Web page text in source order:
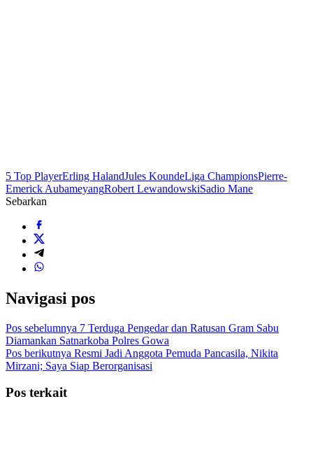
5 Top PlayerErling HalandJules KoundeLiga ChampionsPierre-
Emerick AubameyangRobert LewandowskiSadio Mane
Sebarkan
Navigasi pos
Pos sebelumnya 7 Terduga Pengedar dan Ratusan Gram Sabu
Diamankan Satnarkoba Polres Gowa
Pos berikutnya Resmi Jadi Anggota Pemuda Pancasila, Nikita
Mirzani; Saya Siap Berorganisasi
Pos terkait